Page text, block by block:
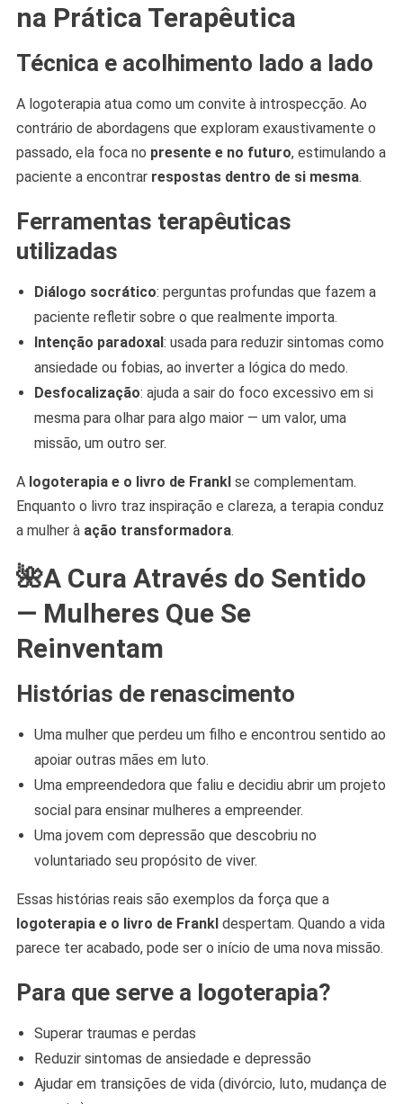
na Prática Terapêutica
Técnica e acolhimento lado a lado
A logoterapia atua como um convite à introspecção. Ao
contrário de abordagens que exploram exaustivamente o
passado, ela foca no presente e no futuro, estimulando a
paciente a encontrar respostas dentro de si mesma.
Ferramentas terapêuticas
utilizadas
Diálogo socrático: perguntas profundas que fazem a
paciente refletir sobre o que realmente importa.
Intenção paradoxal : usada para reduzir sintomas como
ansiedade ou fobias, ao inverter a lógica do medo.
Desfocalização: ajuda a sair do foco excessivo em si
mesma para olhar para algo maior — um valor, uma
missão, um outro ser.
A logoterapia e o livro de Frankl se complementam.
Enquanto o livro traz inspiração e clareza, a terapia conduz
a mulher à ação transformadora.
🌺A Cura Através do Sentido
— Mulheres Que Se
Reinventam
Histórias de renascimento
Uma mulher que perdeu um filho e encontrou sentido ao
apoiar outras mães em luto.
Uma empreendedora que faliu e decidiu abrir um projeto
social para ensinar mulheres a empreender.
Uma jovem com depressão que descobriu no
voluntariado seu propósito de viver.
Essas histórias reais são exemplos da força que a
logoterapia e o livro de Frankl despertam. Quando a vida
parece ter acabado, pode ser o início de uma nova missão.
Para que serve a logoterapia?
Superar traumas e perdas
Reduzir sintomas de ansiedade e depressão
Ajudar em transições de vida (divórcio, luto, mudança de